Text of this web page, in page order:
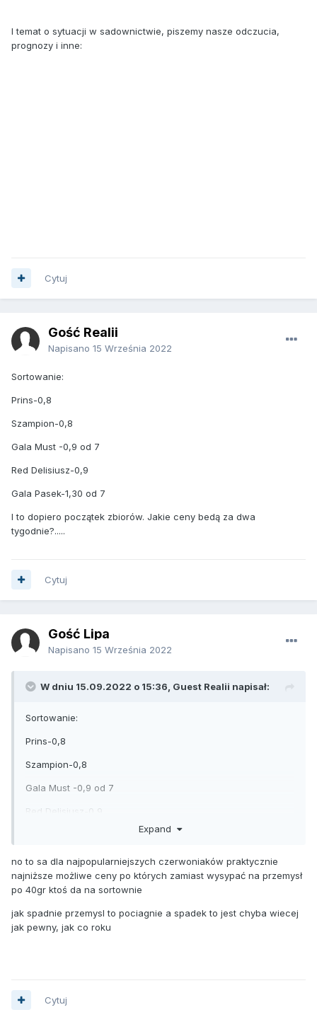
I temat o sytuacji w sadownictwie, piszemy nasze odczucia,
prognozy i inne:
Cytuj
Gość Realii
Napisano 15 Września 2022
Sortowanie:
Prins-0,8
Szampion-0,8
Gala Must -0,9 od 7
Red Delisiusz-0,9
Gala Pasek-1,30 od 7
I to dopiero początek zbiorów. Jakie ceny bedą za dwa
tygodnie?.....
Cytuj
Gość Lipa
Napisano 15 Września 2022
W dniu 15.09.2022 o 15:36, Guest Realii napisał:
Sortowanie:
Prins-0,8
Szampion-0,8
Gala Must -0,9 od 7
Red Delisiusz-0,9
I to dopiero początek zbiorów. Jakie ceny bedą za dwa
tygodnie?.....
Expand
no to sa dla najpopularniejszych czerwoniaków praktycznie
najniższe możliwe ceny po których zamiast wysypać na przemysł
po 40gr ktoś da na sortownie
jak spadnie przemysl to pociagnie a spadek to jest chyba wiecej
jak pewny, jak co roku
Cytuj